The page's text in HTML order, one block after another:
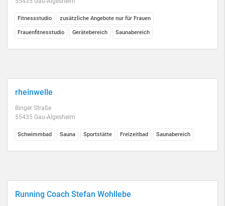
Fitnessstudio zusätzliche Angebote nur für Frauen
Frauenfitnesstudio Gerätebereich Saunabereich
rheinwelle
Binger Straße
55435 Gau-Algesheim
Schwimmbad Sauna Sportstätte Freizeitbad Saunabereich
Running Coach Stefan Wohllebe